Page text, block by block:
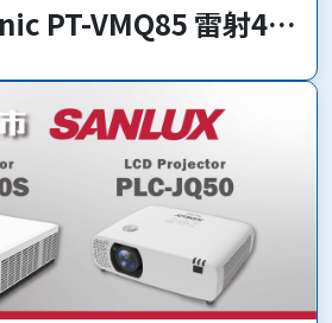
PT-VMQ85 雷射4K